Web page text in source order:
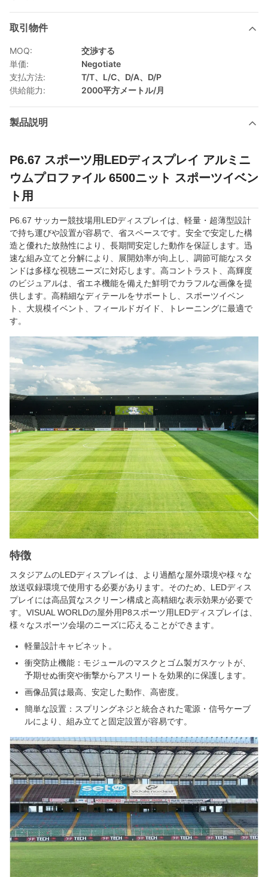
取引物件
MOQ:
交渉する
単価:
Negotiate
支払方法:
T/T、L/C、D/A、D/P
供給能力:
2000平方メートル/月
製品説明
P6.67 スポーツ用LEDディスプレイ アルミニ
ウムプロファイル 6500ニット スポーツイベン
ト用
P6.67 サッカー競技場用LEDディスプレイは、軽量・超薄型設計
で持ち運びや設置が容易で、省スペースです。安全で安定した構
造と優れた放熱性により、長期間安定した動作を保証します。迅
速な組み立てと分解により、展開効率が向上し、調節可能なスタ
ンドは多様な視聴ニーズに対応します。高コントラスト、高輝度
のビジュアルは、省エネ機能を備えた鮮明でカラフルな画像を提
供します。高精細なディテールをサポートし、スポーツイベン
ト、大規模イベント、フィールドガイド、トレーニングに最適で
す。
特徴
スタジアムのLEDディスプレイは、より過酷な屋外環境や様々な
放送収録環境で使用する必要があります。そのため、LEDディス
プレイには高品質なスクリーン構成と高精細な表示効果が必要で
す。VISUAL WORLDの屋外用P8スポーツ用LEDディスプレイは、
様々なスポーツ会場のニーズに応えることができます。
軽量設計キャビネット。
衝突防止機能：モジュールのマスクとゴム製ガスケットが、
予期せぬ衝突や衝撃からアスリートを効果的に保護します。
画像品質は最高、安定した動作、高密度。
簡単な設置：スプリングネジと統合された電源・信号ケーブ
ルにより、組み立てと固定設置が容易です。